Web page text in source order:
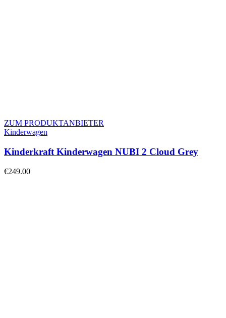
ZUM PRODUKTANBIETER
Kinderwagen
Kinderkraft Kinderwagen NUBI 2 Cloud Grey
€249.00